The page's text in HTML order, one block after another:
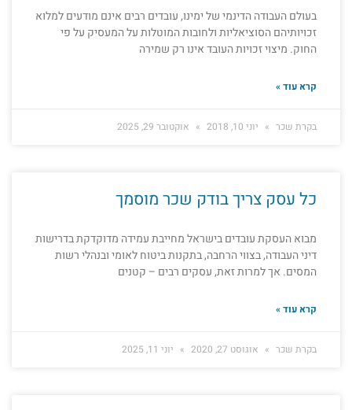
בעולם העבודה הדינמי של ימינו, עובדים רבים אינם מודעים למלוא
זכויותיהם הסוציאליות ולחובות המוטלות על המעסיק על פי
החוק. מיצוי זכויות העובד אינו רק שמירה
קרא עוד »
בקרת שכר יוני 10, 2018 אוקטובר 29, 2025
כל עסק צריך בודק שכר מוסמך
מבוא העסקת עובדים בישראל מחייבת עמידה מדוקדקת בדרישות
דיני העבודה, בצווי הרחבה, בתקנות ביטוח לאומי ובנהלי רשות
המסים. אך למרות זאת, עסקים רבים – קטנים
קרא עוד »
בקרת שכר אוגוסט 27, 2020 יוני 11, 2025